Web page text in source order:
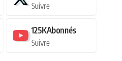
Suivre
125KAbonnés
Suivre